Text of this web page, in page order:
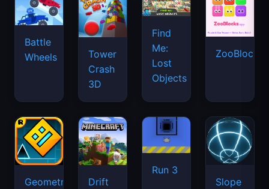
Battle
Wheels
Tower
Crash
3D
Find
Me:
Lost
Objects
ZooBlocks
Geometry
Drift
Run 3
Slope